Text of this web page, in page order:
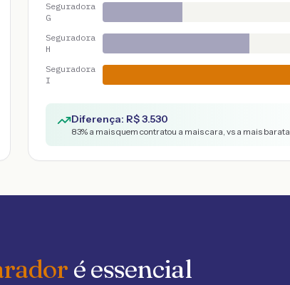
Seguradora
G
Seguradora
H
Seguradora
I
Diferença: R$3.530
83% a mais quem contratou a mais cara, vs a mais barata
é essencial